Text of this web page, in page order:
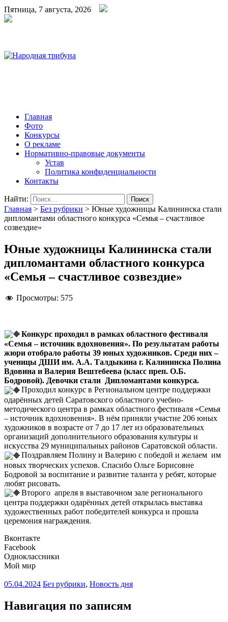
Пятница, 7 августа, 2026
Главная
Фото
Конкурсы
О рекламе
Нормативно-правовые документы
Устав
Политика конфиденциальности
Контакты
Найти:
Главная > Без рубрики > Юные художницы Калининска стали
дипломантами областного конкурса «Семья – счастливое
созвездие»
Юные художницы Калининска стали
дипломантами областного конкурса
«Семья – счастливое созвездие»
Просмотры: 575
Конкурс проходил в рамках областного фестиваля
«Семья – источник вдохновения». По результатам работы
жюри отобрало работы 39 юных художников. Среди них –
ученицы ДШИ им. А.А. Талдыкина г. Калининска Полина
Вдовина и Валерия Вештебеева (класс преп. О.Б.
Бодровой). Девочки стали Дипломантами конкурса.
Проходил конкурс в Региональном центре поддержки
одарённых детей Саратовского областного учебно-
методического центра в рамках областного фестиваля «Семья
– источник вдохновения». В нём приняли участие 206 юных
художников в возрасте от 7 до 17 лет из образовательных
организаций дополнительного образования культуры и
искусства 29 муниципальных районов Саратовской области.
Поздравляем Полину и Валерию с победой и желаем им
новых творческих успехов. Спасибо Ольге Борисовне
Бодровой за воспитание и развитие таланта у ребят, которые
любят рисовать.
Второго апреля в выставочном зале регионального
центра поддержки одарённых детей открылась выставка
художественных работ победителей конкурса и прошла
церемония награждения.
Вконтакте
Facebook
Одноклассники
Мой мир
05.04.2024 Без рубрики, Новость дня
Навигация по записям